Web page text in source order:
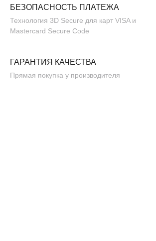
БЕЗОПАСНОСТЬ ПЛАТЕЖА
Технология 3D Secure для карт VISA и
Mastercard Secure Code
ГАРАНТИЯ КАЧЕСТВА
Прямая покупка у производителя